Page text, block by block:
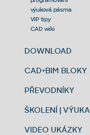
výuková pásma
VIP tipy
CAD wiki
DOWNLOAD
CAD+BIM BLOKY
PŘEVODNÍKY
ŠKOLENÍ | VÝUKA
VIDEO UKÁZKY